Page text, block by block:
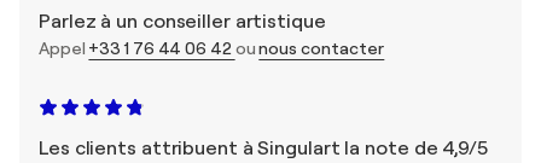
Parlez à un conseiller artistique
Appel +33 1 76 44 06 42 ounous contacter
Les clients attribuent à Singulart la note de 4,9/5